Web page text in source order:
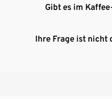
Gibt es im
Ihre Frage ist nicht